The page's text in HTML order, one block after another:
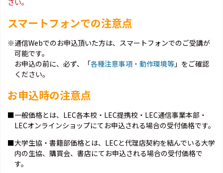
さい。
スマートフォンでの注意点
※通信Webでのお申込頂いた方は、スマートフォンでのご受講が
可能です。
お申込の前に、必ず、「各種注意事項・動作環境等 」をご確認
ください。
お申込時の注意点
■一般価格とは、LEC各本校・LEC提携校・LEC通信事業本部・
LECオンラインショップにてお申込される場合の受付価格です。
■大学生協・書籍部価格とは、LECと代理店契約を結んでいる大学
内の生協、購買会、書店にてお申込される場合の受付価格で
す。